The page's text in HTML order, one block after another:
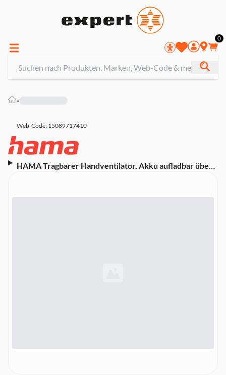
0
»
Web-Code: 15089717410
HAMA Tragbarer Handventilator, Akku aufladbar über